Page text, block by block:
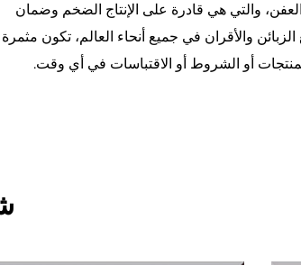
ما مجموعه 32 آلة حقن العفن، والتي هي قادرة على الإنتاج الضخم وضمان
والأقران في جميع أنحاء العالم، تكون مثمرة
أو الشروط أو الاقتباسات في أي وقت.